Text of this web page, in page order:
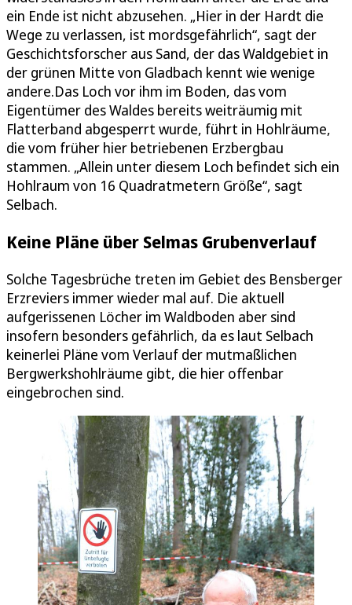
ein Ende ist nicht abzusehen. „Hier in der Hardt die
Wege zu verlassen, ist mordsgefährlich“, sagt der
Geschichtsforscher aus Sand, der das Waldgebiet in
der grünen Mitte von Gladbach kennt wie wenige
andere.Das Loch vor ihm im Boden, das vom
Eigentümer des Waldes bereits weiträumig mit
Flatterband abgesperrt wurde, führt in Hohlräume,
die vom früher hier betriebenen Erzbergbau
stammen. „Allein unter diesem Loch befindet sich ein
Hohlraum von 16 Quadratmetern Größe“, sagt
Selbach.
Keine Pläne über Selmas Grubenverlauf
Solche Tagesbrüche treten im Gebiet des Bensberger
Erzreviers immer wieder mal auf. Die aktuell
aufgerissenen Löcher im Waldboden aber sind
insofern besonders gefährlich, da es laut Selbach
keinerlei Pläne vom Verlauf der mutmaßlichen
Bergwerkshohlräume gibt, die hier offenbar
eingebrochen sind.